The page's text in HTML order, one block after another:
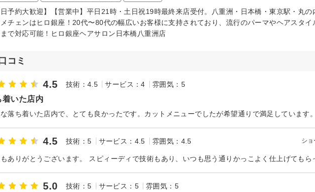
日予約大歓迎】【営業中】平日21時・土日祝19時最終来店受付。八重洲・日本橋・東京駅・丸
チェンはヒロ銀座！20代〜80代の幅広いお客様に支持されており、流行のパーマやヘアスタイ
で対応可能！ヒロ銀座ヘアサロン日本橋八重洲店
コミ
4.5 技術：4.5 サービス：4 雰囲気：5
着いた店内
落ち着いた店内で、とても良かったです。カットメニューでしたが希望通りで満足しています。
4.5 技術：5 サービス：4.5 雰囲気：4.5 シ
5.0 技術：5 サービス：5 雰囲気：5